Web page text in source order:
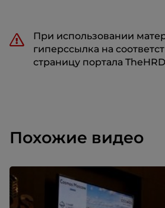
При использовании
гиперссылка на
страницу портала
Похожие видео